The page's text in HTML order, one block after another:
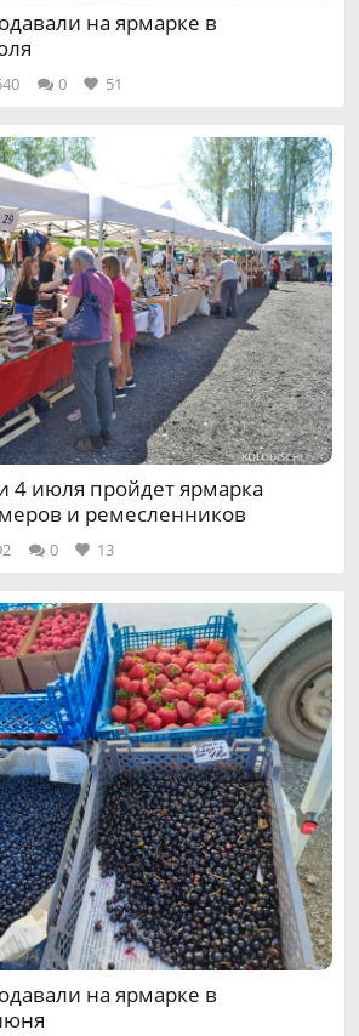
на ярмарке в
0 51
4 июля пройдет ярмарка
и ремесленников
0 13
на ярмарке в